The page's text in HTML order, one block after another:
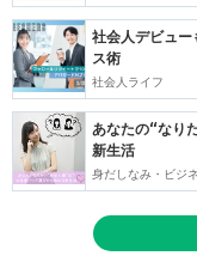
社会人デビュ
ス術
社会人ライフ
あなたの“なり
新生活
身だしなみ・ビジ